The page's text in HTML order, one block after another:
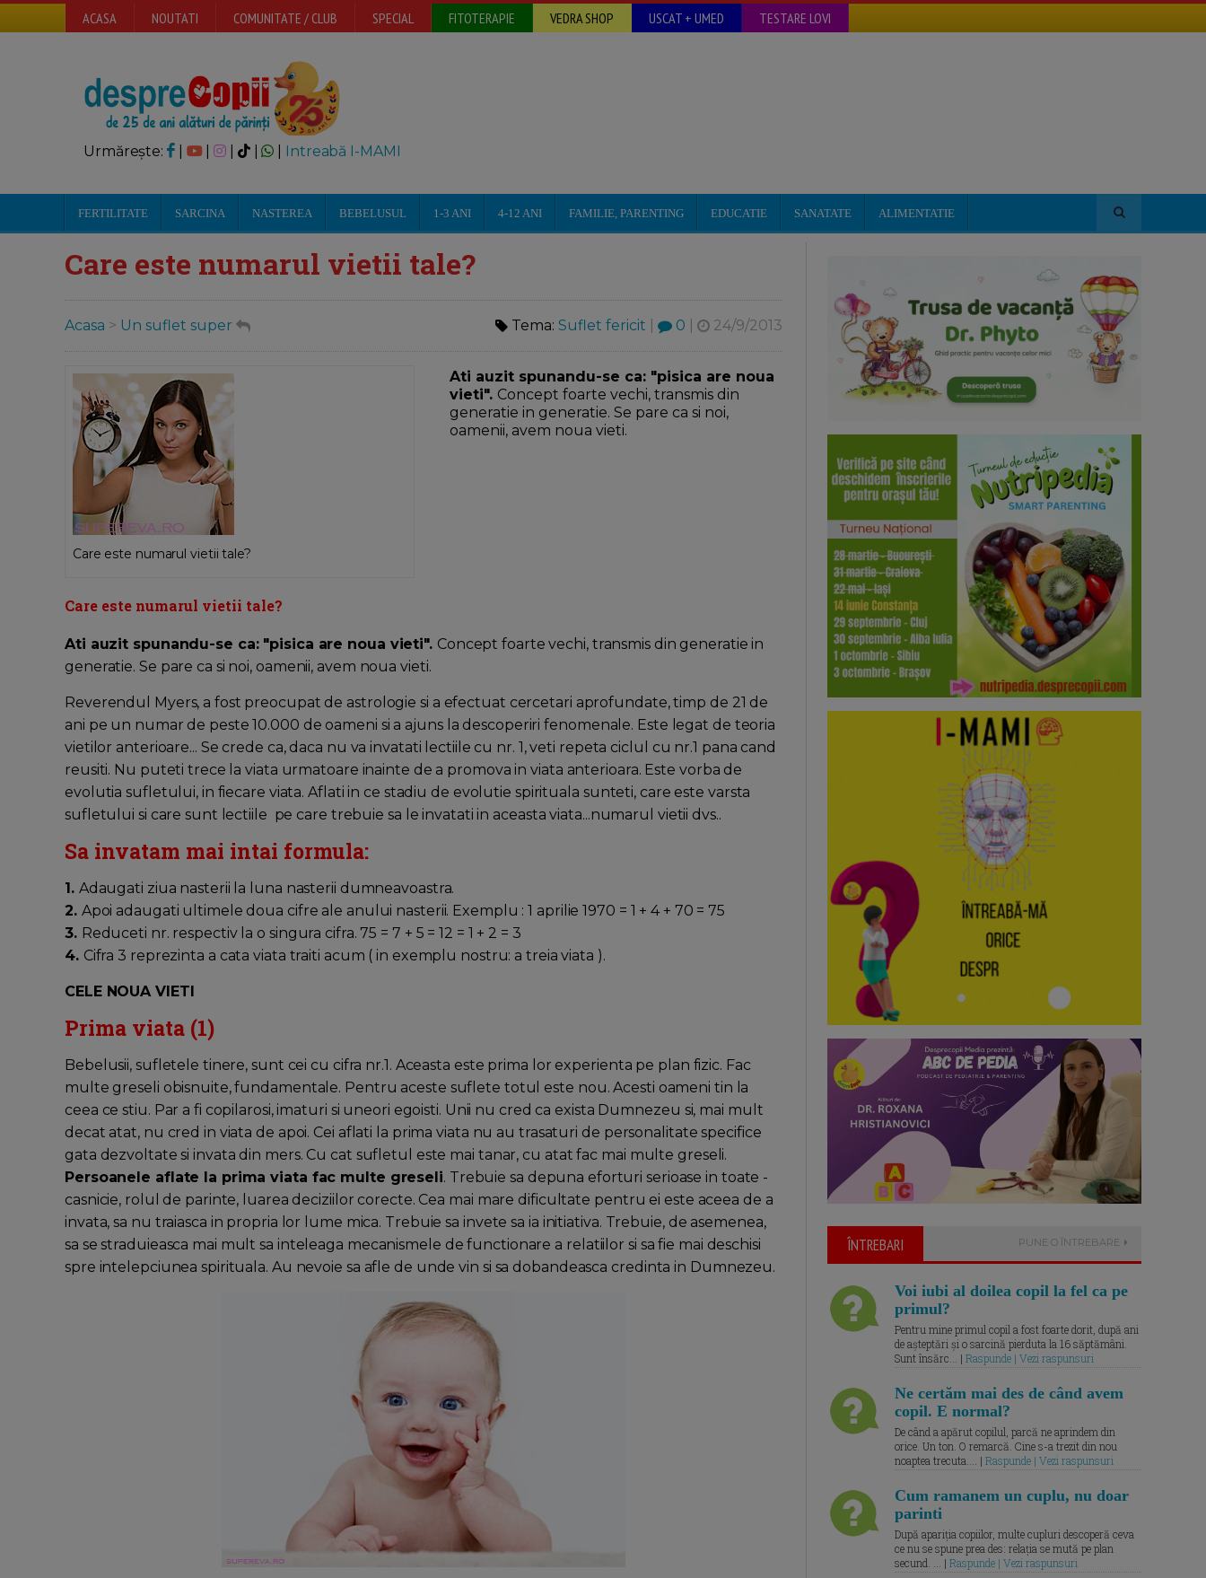
ACASA NOUTATI COMUNITATE / CLUB SPECIAL FITOTERAPIE VEDRA SHOP USCAT + UMED TESTARE LOVI
Urmărește: | | Intreabă I-MAMI
FERTILITATE SARCINA NASTEREA BEBELUSUL 1-3 ANI 4-12 ANI FAMILIE, PARENTING EDUCATIE SANATATE ALIMENTATIE
Care este numarul vietii tale?
Acasa > Un suflet super Tema: Suflet fericit 0 24/9/2013
Care este numarul vietii tale?
Ati auzit spunandu-se ca: "pisica are noua
vieti". Concept foarte vechi, transmis din
generatie in generatie. Se pare ca si noi,
oamenii, avem noua vieti.
Care este numarul vietii tale?
Ati auzit spunandu-se ca: "pisica are noua vieti". Concept foarte vechi, transmis din generatie in
generatie. Se pare ca si noi, oamenii, avem noua vieti.
Reverendul Myers, a fost preocupat de astrologie si a efectuat cercetari aprofundate, timp de 21 de
ani pe un numar de peste 10.000 de oameni si a ajuns la descoperiri fenomenale. Este legat de teoria
vietilor anterioare... Se crede ca, daca nu va invatati lectiile cu nr. 1, veti repeta ciclul cu nr.1 pana cand
reusiti. Nu puteti trece la viata urmatoare inainte de a promova in viata anterioara. Este vorba de
evolutia sufletului, in fiecare viata. Aflati in ce stadiu de evolutie spirituala sunteti, care este varsta
sufletului si care sunt lectiile pe care trebuie sa le invatati in aceasta viata...numarul vietii dvs..
Sa invatam mai intai formula:
1. Adaugati ziua nasterii la luna nasterii dumneavoastra.
2. Apoi adaugati ultimele doua cifre ale anului nasterii. Exemplu : 1 aprilie 1970 = 1 + 4 + 70 = 75
3. Reduceti nr. respectiv la o singura cifra. 75 = 7 + 5 = 12 = 1 + 2 = 3
4. Cifra 3 reprezinta a cata viata traiti acum ( in exemplu nostru: a treia viata ).
CELE NOUA VIETI
Prima viata (1)
Bebelusii, sufletele tinere, sunt cei cu cifra nr.1. Aceasta este prima lor experienta pe plan fizic. Fac
multe greseli obisnuite, fundamentale. Pentru aceste suflete totul este nou. Acesti oameni tin la
ceea ce stiu. Par a fi copilarosi, imaturi si uneori egoisti. Unii nu cred ca exista Dumnezeu si, mai mult
decat atat, nu cred in viata de apoi. Cei aflati la prima viata nu au trasaturi de personalitate specifice
gata dezvoltate si invata din mers. Cu cat sufletul este mai tanar, cu atat fac mai multe greseli.
Persoanele aflate la prima viata fac multe greseli. Trebuie sa depuna eforturi serioase in toate -
casnicie, rolul de parinte, luarea deciziilor corecte. Cea mai mare dificultate pentru ei este aceea de a
invata, sa nu traiasca in propria lor lume mica. Trebuie sa invete sa ia initiativa. Trebuie, de asemenea,
sa se straduieasca mai mult sa inteleaga mecanismele de functionare a relatiilor si sa fie mai deschisi
spre intelepciunea spirituala. Au nevoie sa afle de unde vin si sa dobandeasca credinta in Dumnezeu.
ÎNTREBARI PUNE O ÎNTREBARE
Voi iubi al doilea copil la fel ca pe
primul?
Pentru mine primul copil a fost foarte dorit, după ani
de așteptări și o sarcină pierduta la 16 săptămâni.
Sunt însărc... | Raspunde | Vezi raspunsuri
Ne certăm mai des de când avem
copil. E normal?
De când a apărut copilul, parcă ne aprindem din
orice. Un ton. O remarcă. Cine s-a trezit din nou
noaptea trecuta.... | Raspunde | Vezi raspunsuri
Cum ramanem un cuplu, nu doar
parinti
După apariția copiilor, multe cupluri descoperă ceva
ce nu se spune prea des: relația se mută pe plan
secund. ... | Raspunde | Vezi raspunsuri